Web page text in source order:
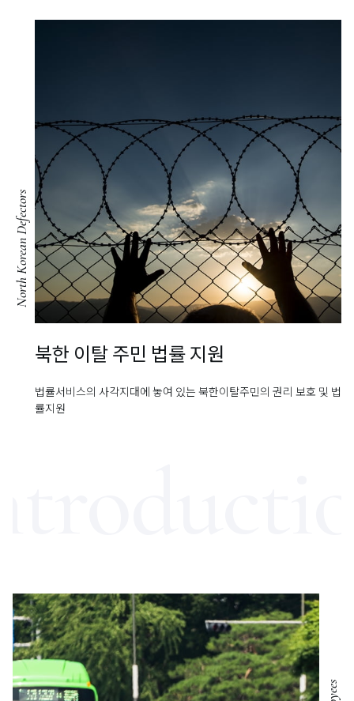
North Korean Defectors
북한 이탈 주민 법률 지원
법률서비스의 사각지대에 놓여 있는 북한이탈주민의 권리 보호 및 법
률지원